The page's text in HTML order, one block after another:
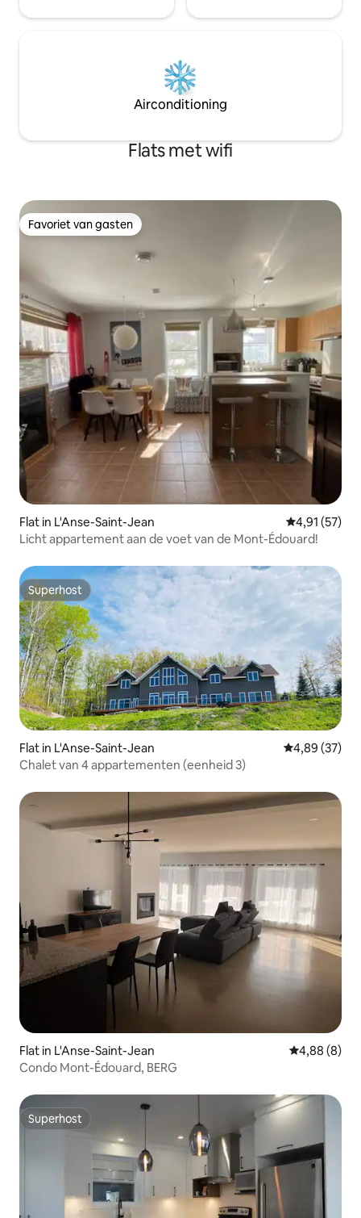
Airconditioning
Flats met wifi
Favoriet van gasten
Favoriet van gasten
Flat in L'Anse-Saint-Jean Gemiddelde
4,91 (57)
Licht appartement aan de voet van de Mont-Édouard!
Superhost
Superhost
Flat in L'Anse-Saint-Jean Gemiddelde
4,89 (37)
Chalet van 4 appartementen (eenheid 3)
Flat in L'Anse-Saint-Jean Gemiddelde
4,88 (8)
Condo Mont-Édouard, BERG
Superhost
Superhost